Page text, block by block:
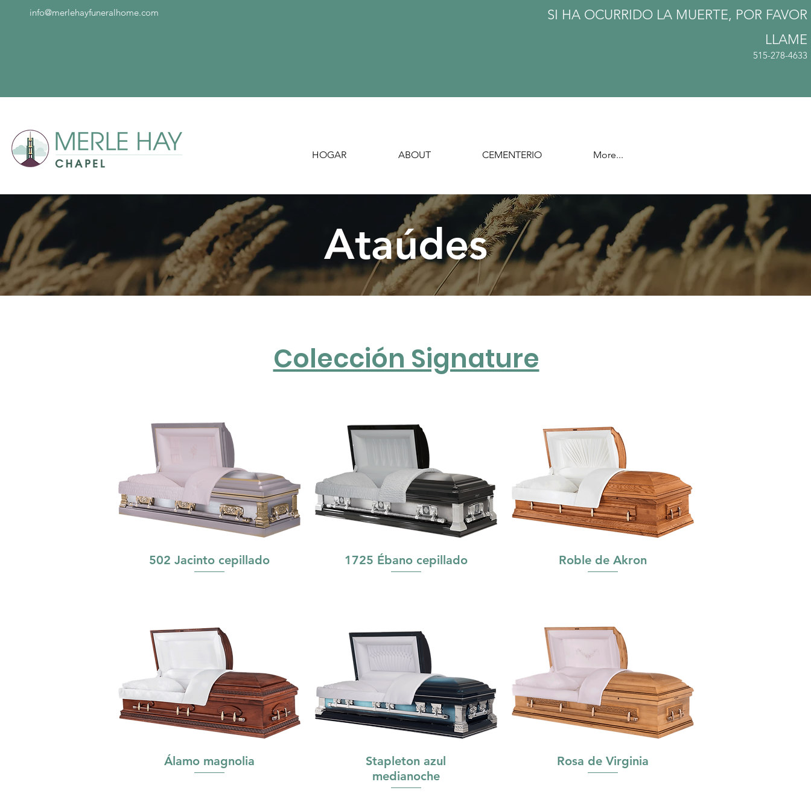
info@merlehayfuneralhome.com
SI HA OCURRIDO LA MUERTE, POR FAVOR
LLAME
515-278-4633
HOGAR ABOUT CEMENTERIO More...
Ataúdes
Colección Signature
502 Jacinto cepillado 1725 Ébano cepillado Roble de Akron
Álamo magnolia
Stapleton azul
medianoche
Rosa de Virginia